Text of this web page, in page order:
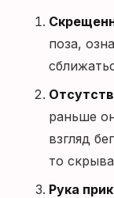
поза,
раньше
взгляд
то
Рука